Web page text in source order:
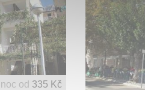
od 335 Kč